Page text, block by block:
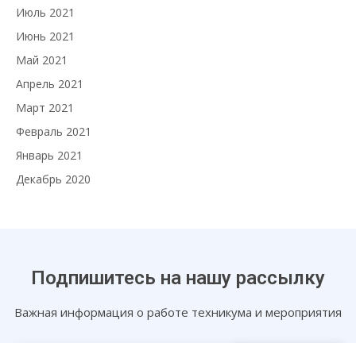
Июль 2021
Июнь 2021
Май 2021
Апрель 2021
Март 2021
Февраль 2021
Январь 2021
Декабрь 2020
Подпишитесь на нашу рассылку
Важная информация о работе техникума и мероприятия